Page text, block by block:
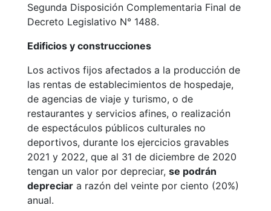
Segunda Disposición Complementaria Final de
Decreto Legislativo N° 1488.
Edificios y construcciones
Los activos fijos afectados a la producción de
las rentas de establecimientos de hospedaje,
de agencias de viaje y turismo, o de
restaurantes y servicios afines, o realización
de espectáculos públicos culturales no
deportivos, durante los ejercicios gravables
2021 y 2022, que al 31 de diciembre de 2020
tengan un valor por depreciar, se podrán
depreciar a razón del veinte por ciento (20%)
anual.